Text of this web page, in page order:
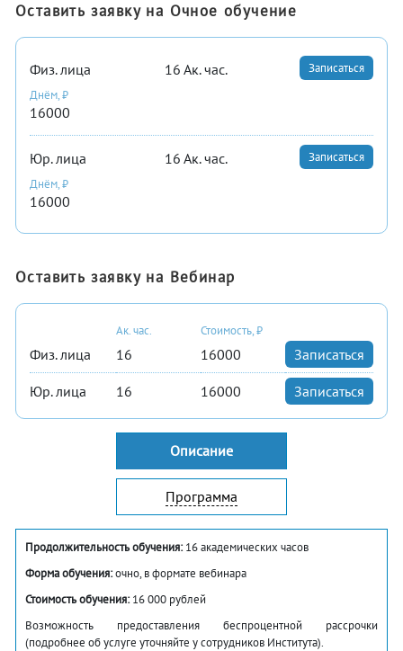
Оставить заявку на Очное обучение
Физ. лица 16 Ак. час.
Днём, ₽
16000
Записаться
Юр. лица 16 Ак. час.
Днём, ₽
16000
Записаться
Оставить заявку на Вебинар
Ак. час. Стоимость, ₽
Физ. лица 16 16000 Записаться
Юр. лица 16 16000 Записаться
Описание
Программа
Продолжительность обучения:16 академических часов
Форма обучения:очно, в формате вебинара
Стоимость обучения:16 000 рублей
Возможность предоставления беспроцентной рассрочки
(подробнее об услуге уточняйте у сотрудников Института).